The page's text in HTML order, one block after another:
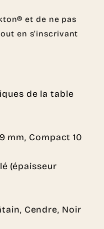
et de ne pas
en s’inscrivant
de la table
mm, Compact 10
(épaisseur
Cendre, Noir